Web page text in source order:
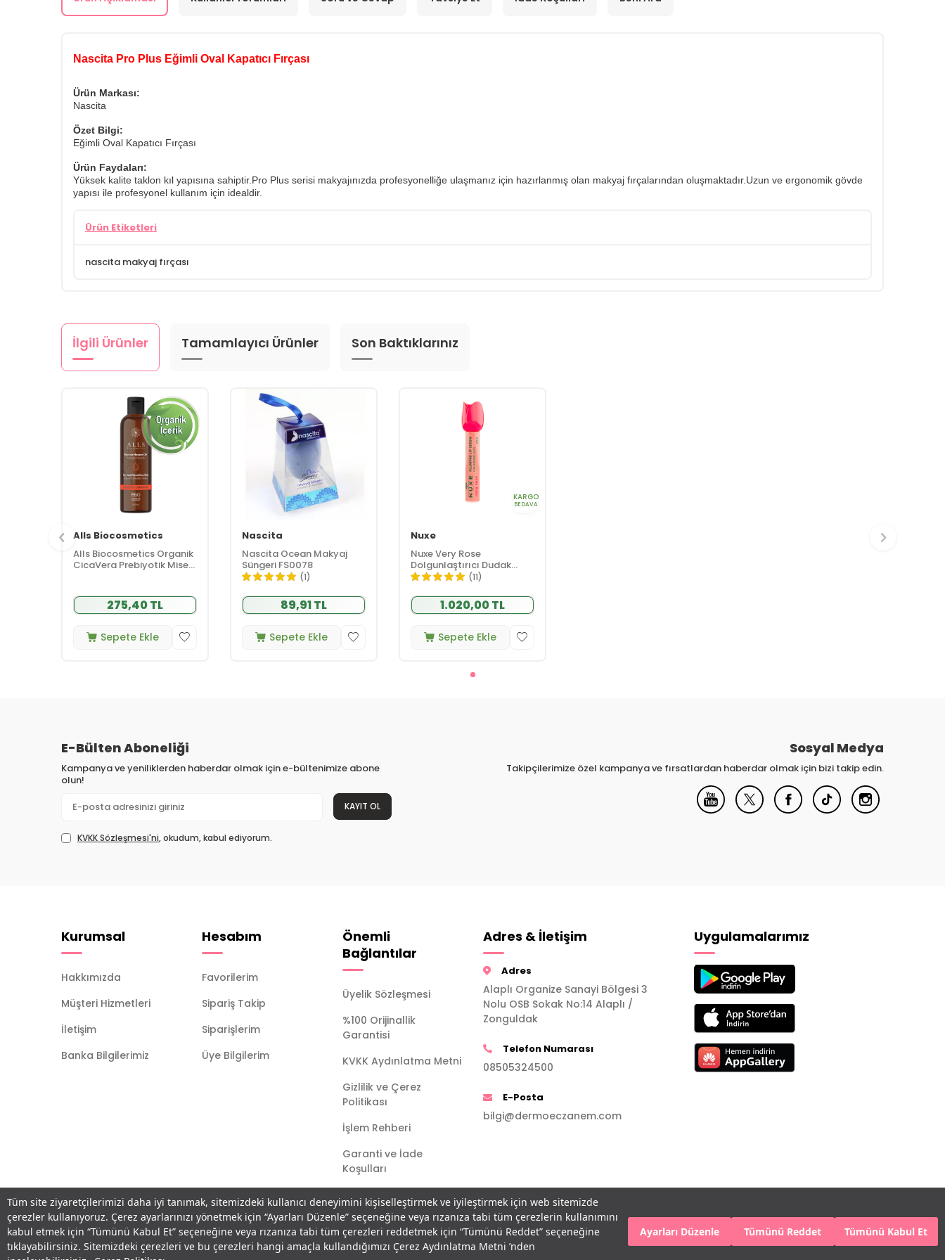
Tüm site ziyaretçilerimizi daha iyi tanımak, sitemizdeki kullanıcı deneyimini kişiselleştirmek ve iyileştirmek için web sitemizde
çerezler kullanıyoruz. Çerez ayarlarınızı yönetmek için “Ayarları Düzenle” seçeneğine veya rızanıza tabi tüm çerezlerin kullanımını
kabul etmek için “Tümünü Kabul Et” seçeneğine veya rızanıza tabi tüm çerezleri reddetmek için “Tümünü Reddet” seçeneğine
tıklayabilirsiniz. Sitemizdeki çerezleri ve bu çerezleri hangi amaçla kullandığımızı Çerez Aydınlatma Metni ’nden
Ayarları Düzenle Tümünü Reddet Tümünü Kabul Et
Nascita Pro Plus Eğimli Oval Kapatıcı Fırçası
Ürün Markası:
Nascita
Özet Bilgi:
Eğimli Oval Kapatıcı Fırçası
Ürün Faydaları:
Yüksek kalite taklon kıl yapısına sahiptir.Pro Plus serisi makyajınızda profesyonelliğe ulaşmanız için hazırlanmış olan makyaj fırçalarından oluşmaktadır.Uzun ve ergonomik gövde
yapısı ile profesyonel kullanım için idealdir.
Ürün Etiketleri
nascita makyaj fırçası
İlgili Ürünler Tamamlayıcı Ürünler Son Baktıklarınız
Alls Biocosmetics
Alls Biocosmetics Organik
CicaVera Prebiyotik Misel
275,40 TL
Sepete Ekle
Nascita
Nascita Ocean Makyaj
Süngeri FS0078
(1)
89,91 TL
Sepete Ekle
KARGO
BEDAVA
Nuxe
Nuxe Very Rose
Dolgunlaştırıcı Dudak
Serumu 8 ml (11)
1.020,00 TL
Sepete Ekle
E-Bülten Aboneliği
Kampanya ve yeniliklerden haberdar olmak için e-bültenimize abone
olun!
KAYIT OL
KVKK Sözleşmesi'ni, okudum, kabul ediyorum.
Sosyal Medya
Takipçilerimize özel kampanya ve fırsatlardan haberdar olmak için bizi takip edin.
Kurumsal
Hakkımızda
Müşteri Hizmetleri
İletişim
Banka Bilgilerimiz
Hesabım
Favorilerim
Sipariş Takip
Siparişlerim
Üye Bilgilerim
Önemli
Bağlantılar
Üyelik Sözleşmesi
%100 Orijinallik
Garantisi
KVKK Aydınlatma Metni
Gizlilik ve Çerez
Politikası
İşlem Rehberi
Garanti ve İade
Koşulları
Adres & İletişim
Adres
Alaplı Organize Sanayi Bölgesi 3
Nolu OSB Sokak No:14 Alaplı /
Zonguldak
Telefon Numarası
08505324500
E-Posta
bilgi@dermoeczanem.com
Uygulamalarımız